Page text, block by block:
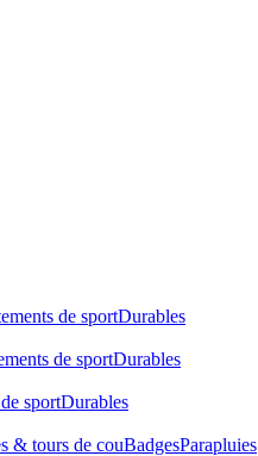
de sportDurables
de sportDurables
sportDurables
& tours de couBadgesParapluies